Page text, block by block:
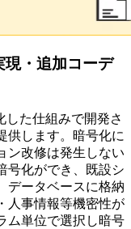
現・追加コーデ
した仕組みで開発さ
供します。暗号化に
ン改修は発生しない
号化ができ、既設シ
データベースに格納
人事情報等機密性が
ム単位で選択し暗号